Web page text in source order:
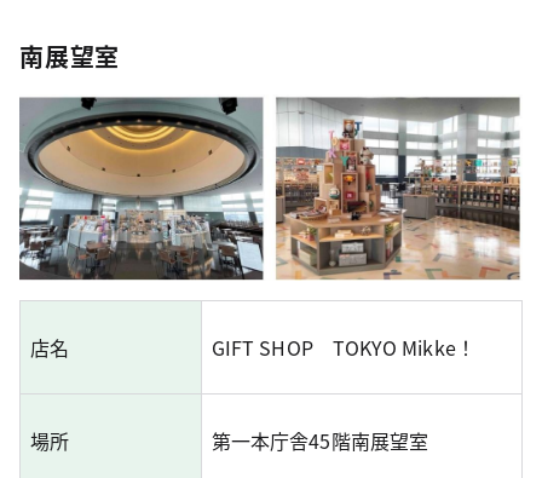
南展望室
店名 GIFT SHOP TOKYO Mikke！
場所 第一本庁舎45階南展望室